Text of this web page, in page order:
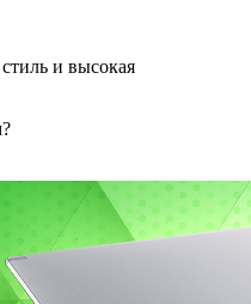
и высокая